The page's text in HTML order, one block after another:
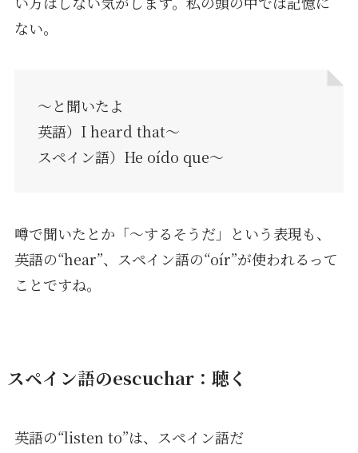
ない。
〜と聞いたよ
英語）I heard that〜
スペイン語）He oído que〜
噂で聞いたとか「〜するそうだ」という表現も、
英語の“hear”、スペイン語の“oír”が使われるって
ことですね。
スペイン語のescuchar：聴く
英語の“listen to”は、スペイン語だ